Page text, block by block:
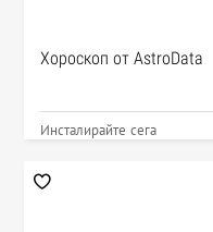
Хороскоп от AstroData
Инсталирайте сега